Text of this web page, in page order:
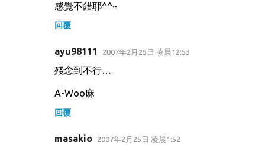
感覺不錯耶^^~
回覆
ayu98111 2007年2月25日 凌晨12:53
殘念到不行…
A-Woo麻
回覆
masakio 2007年2月25日 凌晨1:52